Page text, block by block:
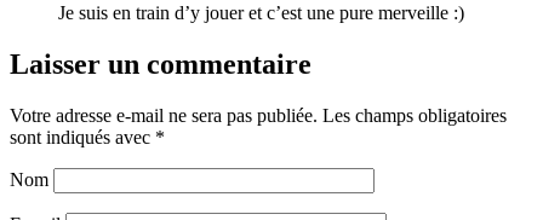
Je suis en train d’y jouer et c’est une pure merveille :)
Laisser un commentaire
Votre adresse e-mail ne sera pas publiée. Les champs obligatoires
sont indiqués avec *
Nom